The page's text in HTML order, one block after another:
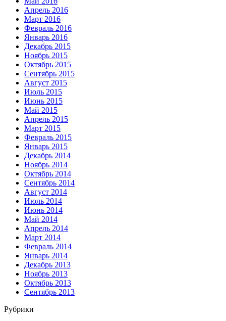
Апрель 2016
Март 2016
Февраль 2016
Январь 2016
Декабрь 2015
Ноябрь 2015
Октябрь 2015
Сентябрь 2015
Август 2015
Июль 2015
Июнь 2015
Май 2015
Апрель 2015
Март 2015
Февраль 2015
Январь 2015
Декабрь 2014
Ноябрь 2014
Октябрь 2014
Сентябрь 2014
Август 2014
Июль 2014
Июнь 2014
Май 2014
Апрель 2014
Март 2014
Февраль 2014
Январь 2014
Декабрь 2013
Ноябрь 2013
Октябрь 2013
Сентябрь 2013
Рубрики